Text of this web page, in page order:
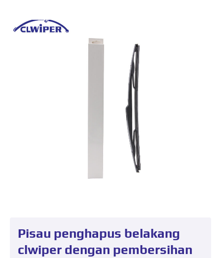
Pisau penghapus belakang
clwiper dengan pembersihan